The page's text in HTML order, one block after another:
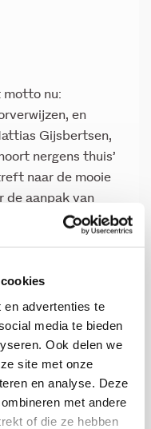
en advertenties te
media te bieden
Ook delen we
site met onze
en analyse. Deze
met andere
of die ze hebben
motto nu:
en
Gijsbertsen,
nergens thuis’
naar de mooie
de aanpak van
blussen of van
begeleiding.
van het gezin aan
Vaak gaat
goede
is noodzakelijk.
de veiligheid.